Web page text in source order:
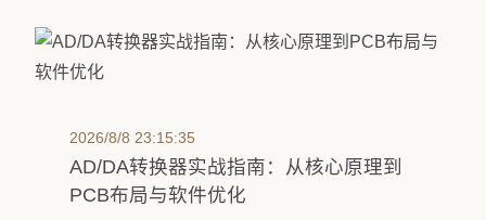
2026/8/8 23:15:35
AD/DA转换器实战指南：从核心原理到
PCB布局与软件优化